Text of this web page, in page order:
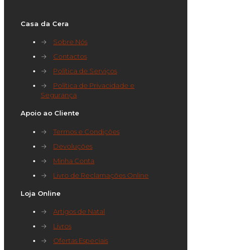
Casa da Cera
→
Sobre Nós
→
Contactos
→
Política de Serviços
→
Política de Privacidade e
Segurança
Apoio ao Cliente
→
Termos e Condições
→
Devoluções
→
Minha Conta
→
Livro de Reclamações Online
Loja Online
→
Artigos de Natal
→
Livros
→
Ofertas Especiais